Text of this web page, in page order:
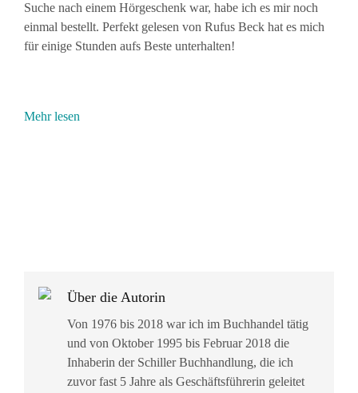
Suche nach einem Hörgeschenk war, habe ich es mir noch
einmal bestellt. Perfekt gelesen von Rufus Beck hat es mich
für einige Stunden aufs Beste unterhalten!
Mehr lesen
Über die Autorin
Von 1976 bis 2018 war ich im Buchhandel tätig
und von Oktober 1995 bis Februar 2018 die
Inhaberin der Schiller Buchhandlung, die ich
zuvor fast 5 Jahre als Geschäftsführerin geleitet